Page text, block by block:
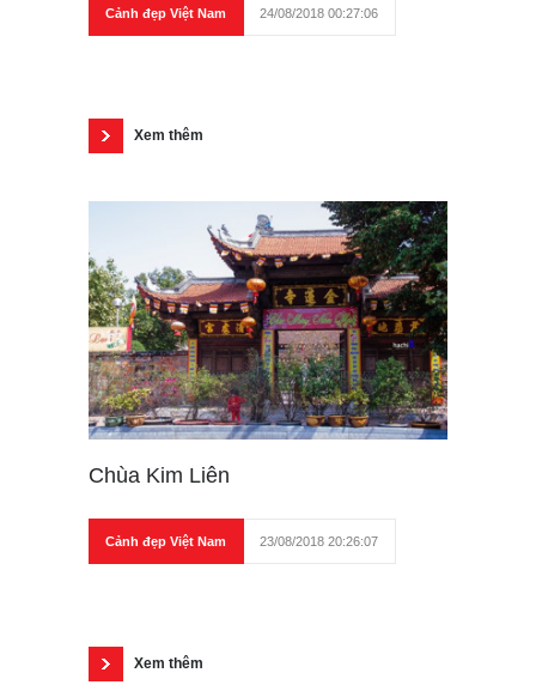
Cảnh đẹp Việt Nam 24/08/2018 00:27:06
Xem thêm
Chùa Kim Liên
Cảnh đẹp Việt Nam 23/08/2018 20:26:07
Xem thêm